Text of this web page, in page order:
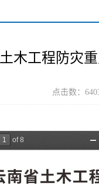
土木工程防灾
点击数：